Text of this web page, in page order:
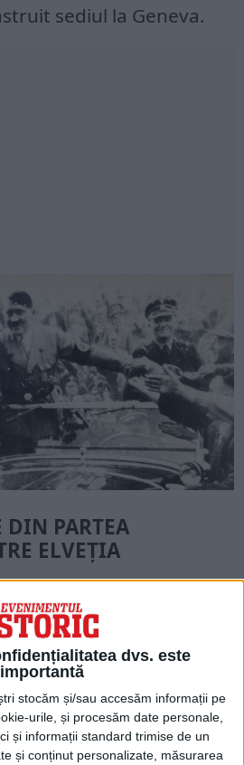
dvs. este
importantă
stocăm și/sau accesăm informații pe
urile, și procesăm date personale,
și informații standard trimise de un
și conținut personalizate, măsurarea
sediul la Geneva.
PARTEA
ELVEȚIA
sale rapide la putere,
promis Elveției că va
țării. În februarie
consilierului federal
că Germania
europeană. Desigur,
persoană al cărei cuvânt